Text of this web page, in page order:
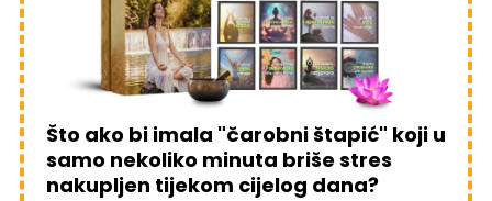
Što ako bi imala "čarobni štapić" koji u
samo nekoliko minuta briše stres
nakupljen tijekom cijelog dana?